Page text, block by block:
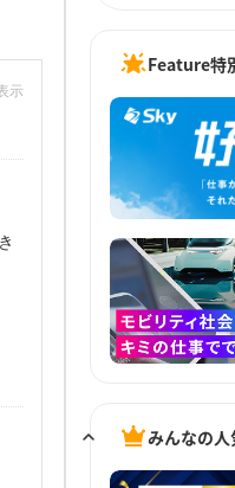
示
Feature特
みんなの